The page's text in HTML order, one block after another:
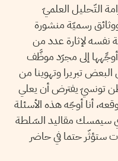
التّحليل العلميّ
رسميّة منشورة
لإثارة عدد من
أوجِّهها إلى مجرّد موظَّف
البعض تبريرا وتهوينا من
تونسيّ يفترض أن يعلي
أنا أوجّه هذه الأسئلة
سيمسك مقاليد السّلطة
ستؤثّر حتما في حاضر